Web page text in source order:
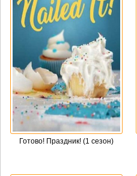
Готово! Праздник! (1 сезон)